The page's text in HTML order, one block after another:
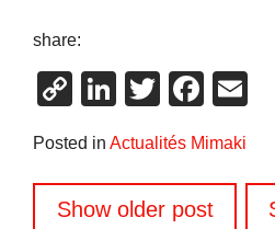
share:
CopyLinkedIn
Twitter
Posted in Actualités Mimaki
Navigation
Show older post